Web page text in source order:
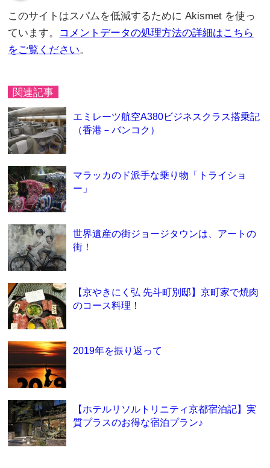
このサイトはスパムを低減するために Akismet を使っ
ています。 コメントデータの処理方法の詳細はこちら
をご覧ください。
関連記事
エミレーツ航空A380ビジネスクラス搭乗記
（香港－バンコク）
マラッカのド派手な乗り物「トライショ
ー」
世界遺産の街ジョージタウンは、アートの
街！
【京やきにく弘 先斗町別邸】京町家で焼肉
のコース料理！
2019年を振り返って
【ホテルリソルトリニティ京都宿泊記】実
質プラスのお得な宿泊プラン♪